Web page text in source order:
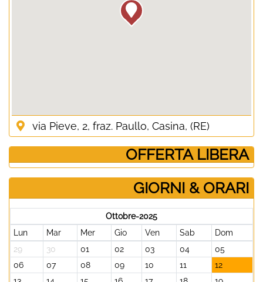
via Pieve, 2, fraz. Paullo, Casina, (RE)
­ OFFERTA LIBERA
GIORNI & ORARI
Ottobre-2025
Lun
Mar Mer Gio Ven Sab
Dom
29
30 01 02 03 04
05
06
07 08 09 10 11
12